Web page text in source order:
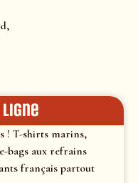
ligne
! T-shirts marins,
bags aux refrains
français partout